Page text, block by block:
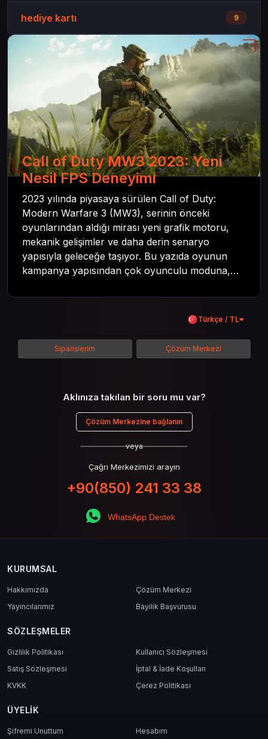
hediye kartı 9
Call of Duty MW3 2023: Yeni
Nesil FPS Deneyimi
2023 yılında piyasaya sürülen Call of Duty:
Modern Warfare 3 (MW3), serinin önceki
oyunlarından aldığı mirası yeni grafik motoru,
mekanik gelişimler ve daha derin senaryo
yapısıyla geleceğe taşıyor. Bu yazıda oyunun
kampanya yapısından çok oyunculu moduna,
kadar her şeyi kapsamaya çalışacaktır. Tüm
içeriği boyunca Call of Duty evreninin
detaylarına inilecek ve steam hediye kartı
kullanımının avantajlarından da bahsedilecektir.
Türkçe / TL
Siparişlerim Çözüm Merkezi
Aklınıza takılan bir soru mu var?
Çözüm Merkezine bağlanın
veya
Çağrı Merkezimizi arayın
+90(850) 241 33 38
WhatsApp Destek
KURUMSAL
Hakkımızda
Çözüm Merkezi
Yayıncılarımız
Bayilik Başvurusu
SÖZLEŞMELER
Gizlilik Politikası
Kullanıcı Sözleşmesi
Satış Sözleşmesi
İptal & İade Koşulları
KVKK
Çerez Politikası
ÜYELIK
Şifremi Unuttum
Hesabım